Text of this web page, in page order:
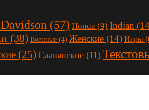
(57) Honda (9) Indian
(38) Военные (4) Женские (14) Игры
(25) Славянские (11)